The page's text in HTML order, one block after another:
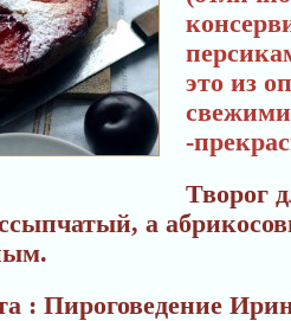
это из
-
Творог
а
: Пироговедение